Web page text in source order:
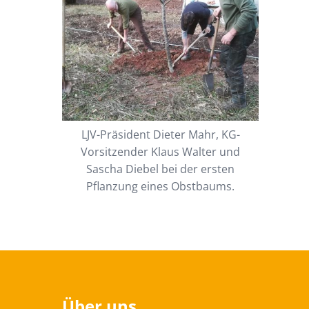
LJV-Präsident Dieter Mahr, KG-
Vorsitzender Klaus Walter und
Sascha Diebel bei der ersten
Pflanzung eines Obstbaums.